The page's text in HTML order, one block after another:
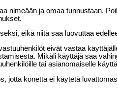
nimeään ja omaa tunnustaan.
eikä niitä saa luovuttaa
eivät vastaa
Mikäli käyttäjä saa
tai asianomaiselle
jotta konetta ei käytetä